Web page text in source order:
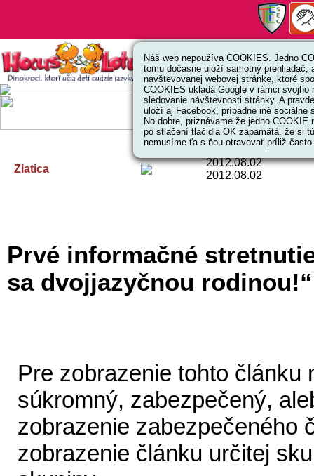
Náš web nepoužíva COOKIES. Jedno
tomu dočasne uloží samotný prehliadač,
navštevovanej webovej stránke, ktoré
COOKIES ukladá Google v rámci
sledovanie návštevnosti stránky. A
uloží aj Facebook, prípadne iné sociálne
No dobre, priznávame že jedno
po stlačení tlačidla OK zapamätá, že si
nemusíme ťa s ňou otravovať príliž často.
Zlatica
2012.08.02
2012.08.02
Prvé informačné
sa dvojjazyčnou rodinou!“
Pre zobrazenie tohto článku
súkromný, zabezpečený,
zobrazenie zabezpečeného
zobrazenie článku určitej